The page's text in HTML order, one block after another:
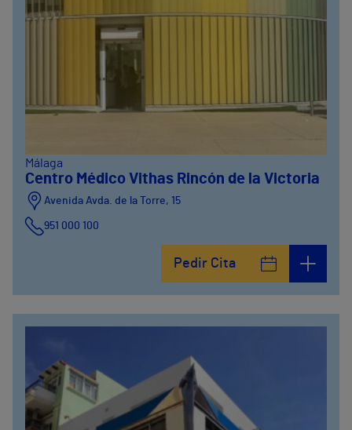
Málaga
Centro Médico Vithas Rincón de la Victoria
Avenida Avda. de la Torre, 15
951 000 100
951 000 100
Pedir Cita